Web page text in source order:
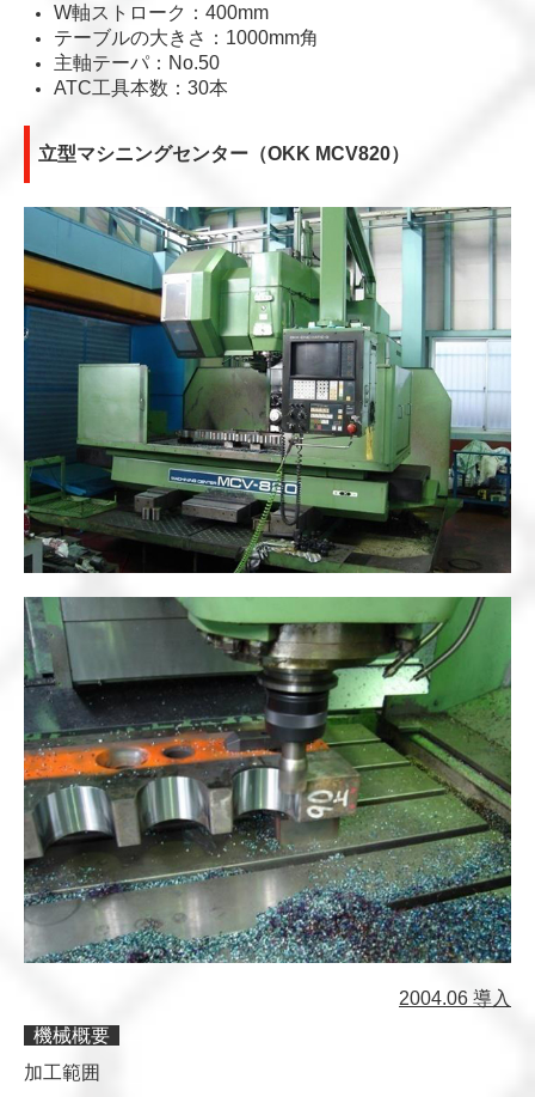
W軸ストローク：400mm
テーブルの大きさ： 1000mm角
主軸テーパ：No.50
ATC工具本数： 30本
立型マシニングセンター（OKK MCV820）
2004.06 導入
機械概要
加工範囲